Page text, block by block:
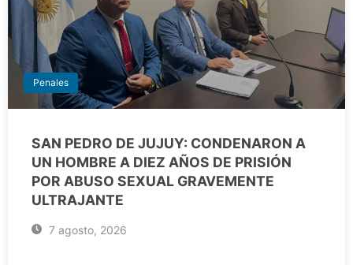
Penales
SAN PEDRO DE JUJUY: CONDENARON A
UN HOMBRE A DIEZ AÑOS DE PRISIÓN
POR ABUSO SEXUAL GRAVEMENTE
ULTRAJANTE
7 agosto, 2026